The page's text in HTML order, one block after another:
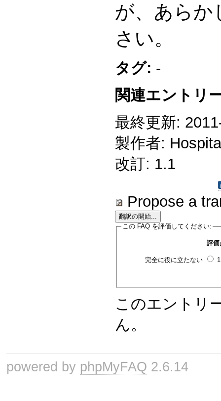
が、あらか
さい。
タグ: -
関連エントリ
最終更新:
製作者:
改訂: 1.1
Propose a
この FAQ を評価してください:
評価
完全に役に立たない
このエントリ
ん。
powered by phpMyFAQ 2.6.14